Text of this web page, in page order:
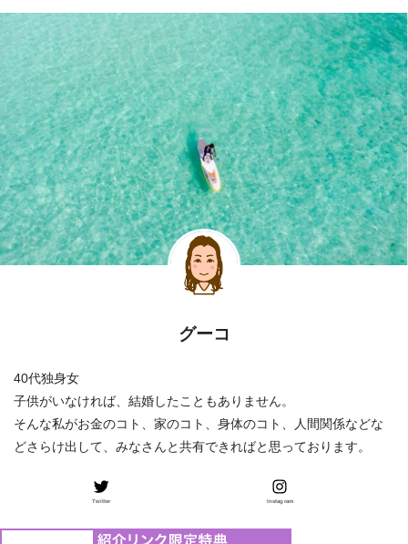
グーコ
40代独身女
子供がいなければ、結婚したこともありません。
そんな私がお金のコト、家のコト、身体のコト、人間関係などな
どさらけ出して、みなさんと共有できればと思っております。
Twitter Instagram